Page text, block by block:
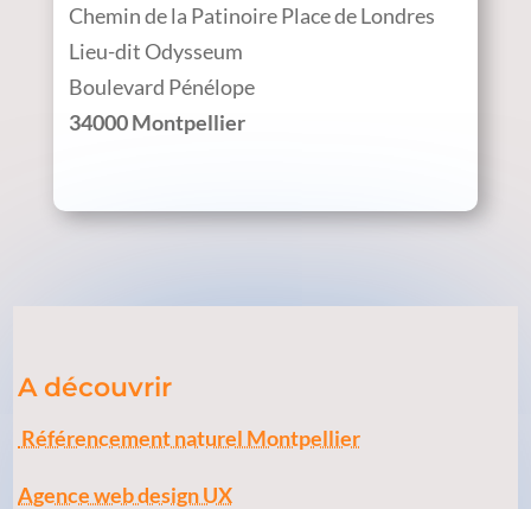
Chemin de la Patinoire Place de Londres
Lieu-dit Odysseum
Boulevard Pénélope
34000 Montpellier
A découvrir
Référencement naturel Montpellier
Agence web design UX